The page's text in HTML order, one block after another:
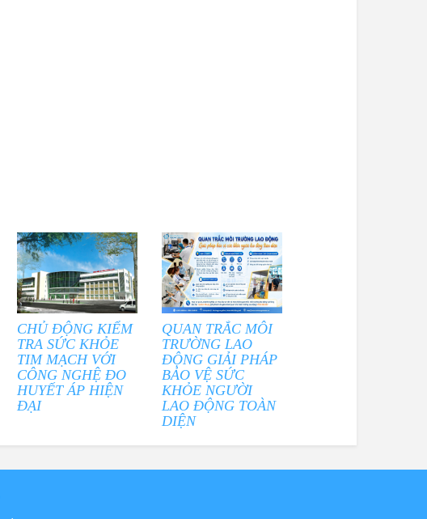
CHỦ ĐỘNG KIỂM
TRA SỨC KHỎE
TIM MẠCH VỚI
CÔNG NGHỆ ĐO
HUYẾT ÁP HIỆN
ĐẠI
QUAN TRẮC MÔI
TRƯỜNG LAO
ĐỘNG GIẢI PHÁP
BẢO VỆ SỨC
KHỎE NGƯỜI
LAO ĐỘNG TOÀN
DIỆN